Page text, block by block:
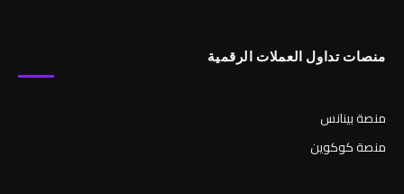
منصات تداول العملات الرقمية
منصة بينانس
منصة كوكوين